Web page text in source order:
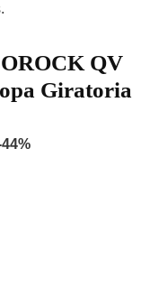
QV
Giratoria